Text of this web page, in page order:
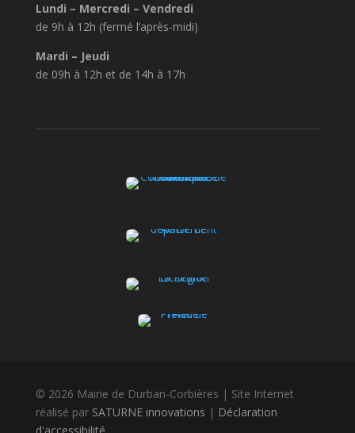
Lundi – Mercredi – Vendredi
de 9h à 12h (fermé l’après-midi)
Mardi – Jeudi
de 09h à 12h et de 14h à 17h
© 2026 Mairie de Durban-Corbières | Site Internet
réalisé par SATURNE innovations | Déclaration